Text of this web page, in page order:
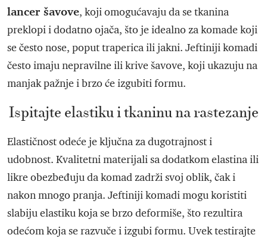
lancer šavove, koji omogućavaju da se tkanina
preklopi i dodatno ojača, što je idealno za komade koji
se često nose, poput traperica ili jakni. Jeftiniji komadi
često imaju nepravilne ili krive šavove, koji ukazuju na
manjak pažnje i brzo će izgubiti formu.
Ispitajte elastiku i tkaninu na rastezanje
Elastičnost odeće je ključna za dugotrajnost i
udobnost. Kvalitetni materijali sa dodatkom elastina ili
likre obezbeđuju da komad zadrži svoj oblik, čak i
nakon mnogo pranja. Jeftiniji komadi mogu koristiti
slabiju elastiku koja se brzo deformiše, što rezultira
odećom koja se razvuče i izgubi formu. Uvek testirajte